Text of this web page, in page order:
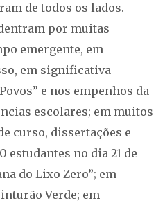
de todos os lados.
por muitas
emergente, em
em significativa
e nos empenhos da
escolares; em muitos
curso, dissertações e
estudantes no dia 21 de
do Lixo Zero”; em
Verde; em